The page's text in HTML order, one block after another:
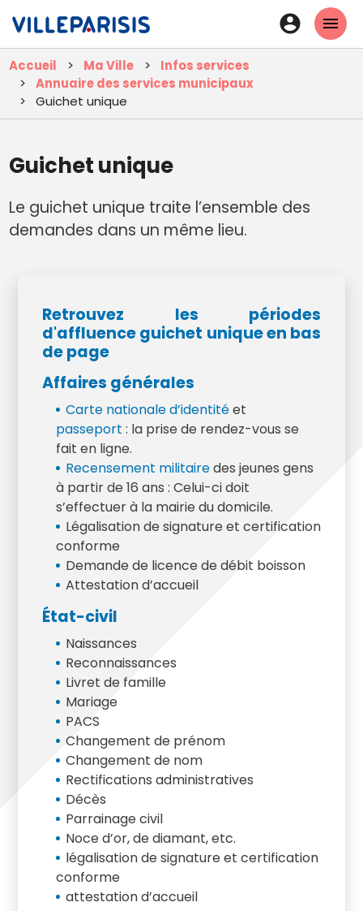
contenu
principal
En-
tête
Accueil Ma Ville
Infos services
Annuaire des services municipaux
Guichet unique
Guichet unique
Le guichet unique traite l’ensemble des
demandes dans un même lieu.
Retrouvez les périodes
d'affluence guichet unique en bas
de page
Affaires générales
Carte nationale d’identitéet
passeport : la prise de rendez-vous se
fait en ligne.
Recensement militairedes jeunes gens
à partir de 16 ans : Celui-ci doit
s’effectuer à la mairie du domicile.
Légalisation de signature et certification
conforme
Demande de licence de débit boisson
Attestation d’accueil
État-civil
Naissances
Reconnaissances
Livret de famille
Mariage
PACS
Changement de prénom
Changement de nom
Rectifications administratives
Décès
Parrainage civil
Noce d’or, de diamant, etc.
légalisation de signature et certification
conforme
attestation d’accueil